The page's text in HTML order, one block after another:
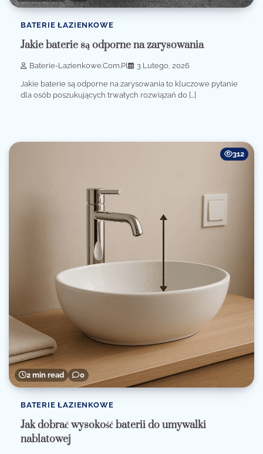
BATERIE ŁAZIENKOWE
Jakie baterie są odporne na zarysowania
Baterie-Lazienkowe.com.pl 3 Lutego, 2026
Jakie baterie są odporne na zarysowania to kluczowe pytanie
dla osób poszukujących trwałych rozwiązań do […]
2 min read 0
312
BATERIE ŁAZIENKOWE
Jak dobrać wysokość baterii do umywalki
nablatowej